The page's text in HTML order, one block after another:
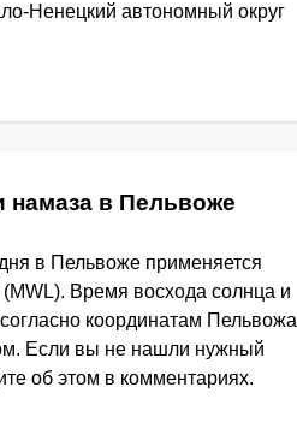
Ненецкий автономный округ
намаза в Пельвоже
в Пельвоже применяется
Время восхода солнца и
координатам Пельвожа
Если вы не нашли нужный
об этом в комментариях.